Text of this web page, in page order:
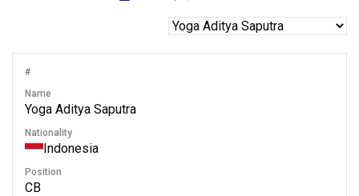
#
Name
Yoga Aditya Saputra
Nationality
Indonesia
Position
CB